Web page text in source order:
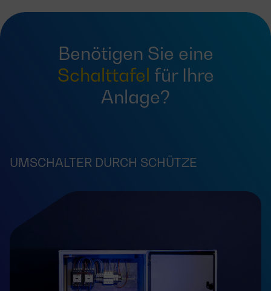
Benötigen Sie eine
Schalttafel für Ihre
Anlage?
UMSCHALTER DURCH SCHÜTZE